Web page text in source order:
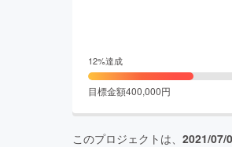
12%達成
目標金額400,000円
このプロジェクトは、 2021/07/